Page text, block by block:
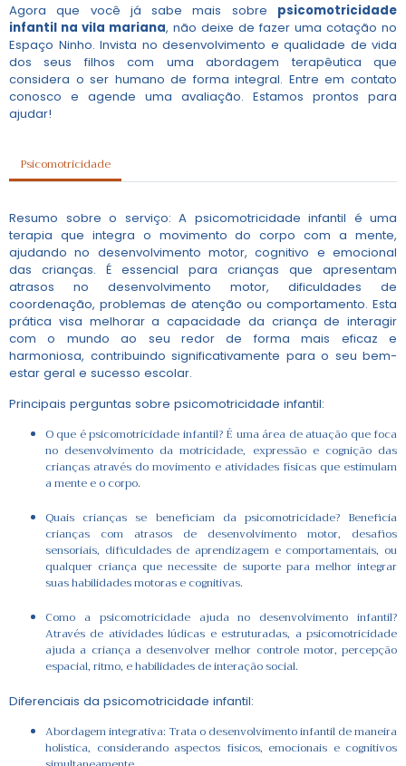
Agora que você já sabe mais sobre psicomotricidade
infantil na vila mariana, não deixe de fazer uma cotação no
Espaço Ninho. Invista no desenvolvimento e qualidade de vida
dos seus filhos com uma abordagem terapêutica que
considera o ser humano de forma integral. Entre em contato
conosco e agende uma avaliação. Estamos prontos para
ajudar!
Psicomotricidade
Resumo sobre o serviço: A psicomotricidade infantil é uma
terapia que integra o movimento do corpo com a mente,
ajudando no desenvolvimento motor, cognitivo e emocional
das crianças. É essencial para crianças que apresentam
atrasos no desenvolvimento motor, dificuldades de
coordenação, problemas de atenção ou comportamento. Esta
prática visa melhorar a capacidade da criança de interagir
com o mundo ao seu redor de forma mais eficaz e
harmoniosa, contribuindo significativamente para o seu bem-
estar geral e sucesso escolar.
Principais perguntas sobre psicomotricidade infantil:
O que é psicomotricidade infantil? É uma área de atuação que foca
no desenvolvimento da motricidade, expressão e cognição das
crianças através do movimento e atividades físicas que estimulam
a mente e o corpo.
Quais crianças se beneficiam da psicomotricidade? Beneficia
crianças com atrasos de desenvolvimento motor, desafios
sensoriais, dificuldades de aprendizagem e comportamentais, ou
qualquer criança que necessite de suporte para melhor integrar
suas habilidades motoras e cognitivas.
Como a psicomotricidade ajuda no desenvolvimento infantil?
Através de atividades lúdicas e estruturadas, a psicomotricidade
ajuda a criança a desenvolver melhor controle motor, percepção
espacial, ritmo, e habilidades de interação social.
Diferenciais da psicomotricidade infantil:
Abordagem integrativa: Trata o desenvolvimento infantil de maneira
holística, considerando aspectos físicos, emocionais e cognitivos